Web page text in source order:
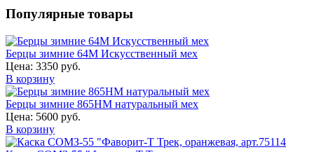
Популярные товары
Берцы зимние 64М Искусственный мех
Цена: 3350 руб.
В корзину
Берцы зимние 865НМ натуральный мех
Цена: 5600 руб.
В корзину